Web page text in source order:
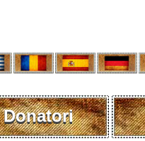
Donatori